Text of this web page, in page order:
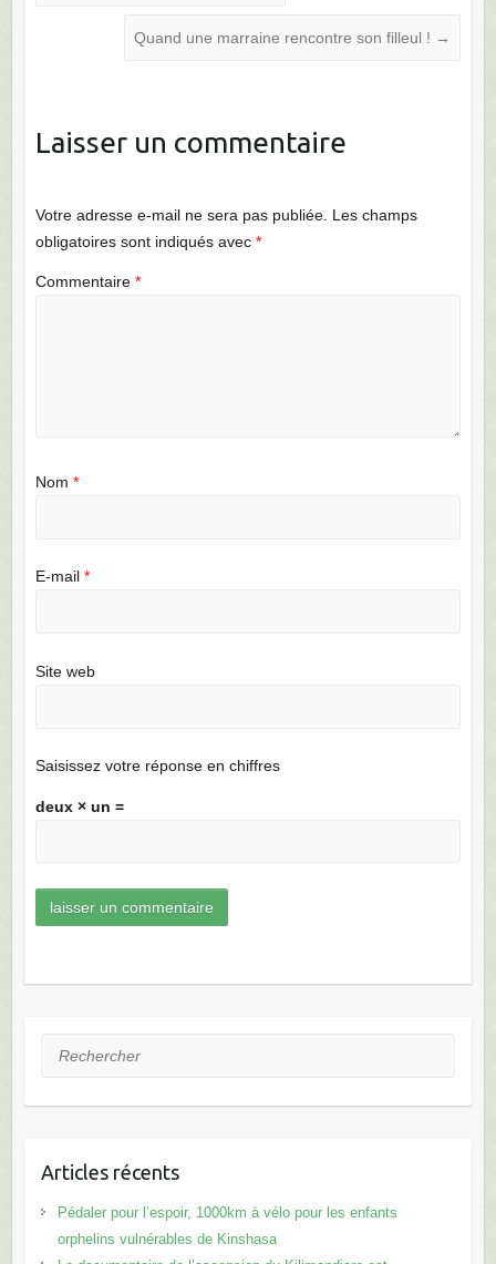
Quand une marraine rencontre son filleul ! →
Laisser un commentaire
Votre adresse e-mail ne sera pas publiée. Les champs
obligatoires sont indiqués avec *
Commentaire *
Nom *
E-mail *
Site web
Saisissez votre réponse en chiffres
deux × un =
Rechercher
Articles récents
Pédaler pour l’espoir, 1000km à vélo pour les enfants
orphelins vulnérables de Kinshasa